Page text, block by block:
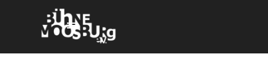
Menü überspringen